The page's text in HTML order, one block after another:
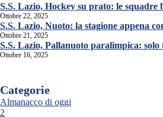
S.S. Lazio, Hockey su prato: le
Ottobre 22, 2025
S.S. Lazio, Nuoto: la stagione appena
Ottobre 21, 2025
S.S. Lazio, Pallanuoto paralimpica:
Ottobre 16, 2025
Categorie
Almanacco di oggi
2